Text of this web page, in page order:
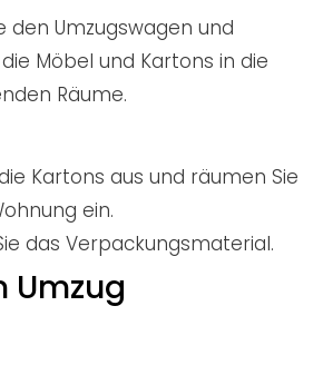
den Umzugswagen und
Möbel und Kartons in die
Räume.
Kartons aus und räumen Sie
ein.
das Verpackungsmaterial.
Umzug